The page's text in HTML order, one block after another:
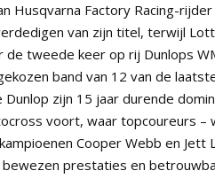
Husqvarna Factory Racing-
van zijn titel, terwijl
de tweede keer op rij Dunlops
band van 12 van de
zijn 15 jaar durende
voort, waar topcoureurs –
Cooper Webb en Jett
bewezen prestaties en